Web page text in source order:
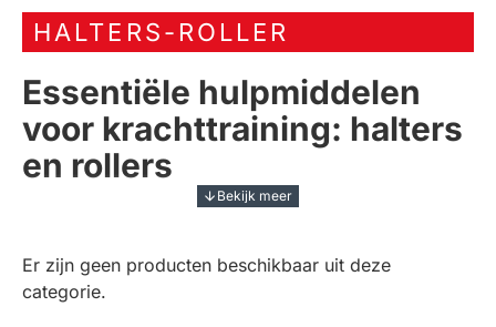
o
m
HALTERS-ROLLER
Essentiële hulpmiddelen
voor krachttraining: halters
en rollers
Bij het optimaliseren van uw fitnessroutine zijn
spieren wilt versterken, uw flexibiliteit wilt vergroten
of uw herstel wilt bevorderen, deze veelzijdige
Er zijn geen producten beschikbaar uit deze
categorie.